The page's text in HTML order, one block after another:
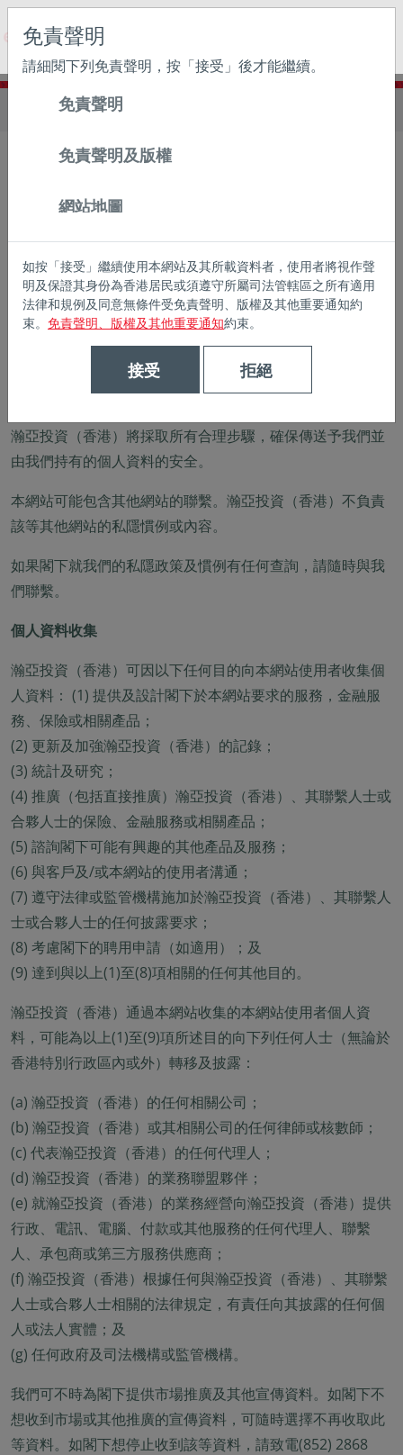
私隱政策
於保護閣下的私隱，並保證遵守香港特別行政區法例第 486
本私隱政策僅與閣下於本網站提供的資訊相關。瀚亞投資
（香港）尊重閣下個人資訊的私隱權。本政策不會改變或影
響閣下提供給瀚亞投資（香港）的任何資訊。除以下「個人
資料收集」一節所述者外，除非獲得閣下許可或在特別狀況
下，瀚亞投資（香港）不會披露閣下的任何個人可識別的資
瀚亞投資（香港）將採取所有合理步驟，確保傳送予我們並
由我們持有的個人資料的安全。
本網站可能包含其他網站的聯繫。瀚亞投資（香港）不負責
該等其他網站的私隱慣例或內容。
如果閣下就我們的私隱政策及慣例有任何查詢，請隨時與我
們聯繫。
個人資料收集
瀚亞投資（香港）可因以下任何目的向本網站使用者收集個
人資料： (1) 提供及設計閣下於本網站要求的服務，金融服
務、保險或相關產品；
(2) 更新及加強瀚亞投資（香港）的記錄；
(3) 統計及研究；
(4) 推廣（包括直接推廣）瀚亞投資（香港）、其聯繫人士或
合夥人士的保險、金融服務或相關產品；
(5) 諮詢閣下可能有興趣的其他產品及服務；
(6) 與客戶及/或本網站的使用者溝通；
(7) 遵守法律或監管機構施加於瀚亞投資（香港）、其聯繫人
士或合夥人士的任何披露要求；
(8) 考慮閣下的聘用申請（如適用）；及
(9) 達到與以上(1)至(8)項相關的任何其他目的。
瀚亞投資（香港）通過本網站收集的本網站使用者個人資
料，可能為以上(1)至(9)項所述目的向下列任何人士（無論於
香港特別行政區內或外）轉移及披露：
(a) 瀚亞投資（香港）的任何相關公司；
(b) 瀚亞投資（香港）或其相關公司的任何律師或核數師；
(c) 代表瀚亞投資（香港）的任何代理人；
(d) 瀚亞投資（香港）的業務聯盟夥伴；
(e) 就瀚亞投資（香港）的業務經營向瀚亞投資（香港）提供
行政、電訊、電腦、付款或其他服務的任何代理人、聯繫
人、承包商或第三方服務供應商；
(f) 瀚亞投資（香港）根據任何與瀚亞投資（香港）、其聯繫
人士或合夥人士相關的法律規定，有責任向其披露的任何個
人或法人實體；及
(g) 任何政府及司法機構或監管機構。
我們可不時為閣下提供市場推廣及其他宣傳資料。如閣下不
想收到市場或其他推廣的宣傳資料，可隨時選擇不再收取此
等資料。如閣下想停止收到該等資料，請致電(852) 2868
免責聲明
請細閱下列免責聲明，按「接受」後才能繼續。
免責聲明
免責聲明及版權
網站地圖
如按「接受」繼續使用本網站及其所載資料者，使用者將視作聲
明及保證其身份為香港居民或須遵守所屬司法管轄區之所有適用
法律和規例及同意無條件受免責聲明、版權及其他重要通知約
束。 免責聲明、版權及其他重要通知約束。
接受 拒絕
privacy very seriously. Please see our privacy policy for
details and any questions.YesNo